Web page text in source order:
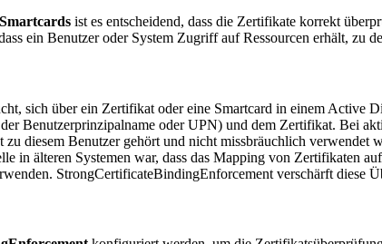
Smartcards ist es entscheidend, dass die Zertifikate korrekt
ein Benutzer oder System Zugriff auf Ressourcen erhält, zu
sich über ein Zertifikat oder eine Smartcard in einem Active
Benutzerprinzipalname oder UPN) und dem Zertifikat. Bei
diesem Benutzer gehört und nicht missbräuchlich verwendet
in älteren Systemen war, dass das Mapping von Zertifikaten
StrongCertificateBindingEnforcement verschärft diese